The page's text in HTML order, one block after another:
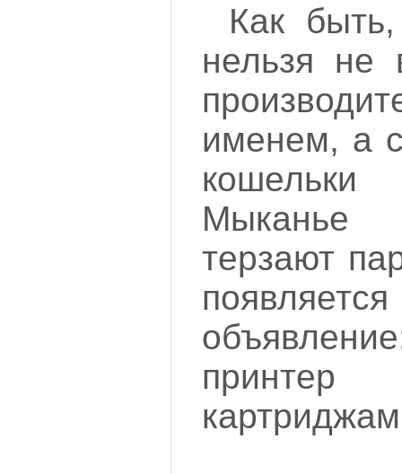
Как
нельзя не
именем, а
кошельки
терзают